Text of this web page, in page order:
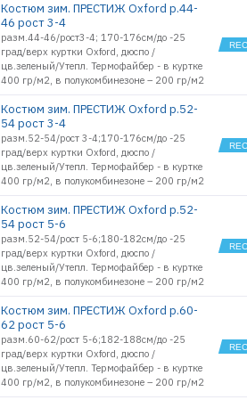
Костюм зим. ПРЕСТИЖ Oxford р.44-
46 рост 3-4
разм.44-46/рост3-4; 170-176см/до -25
град/верх куртки Oxford, дюспо /
цв.зеленый/Утепл. Термофайбер - в куртке
400 гр/м2, в полукомбинезоне – 200 гр/м2
Костюм зим. ПРЕСТИЖ Oxford р.52-
54 рост 3-4
разм.52-54/рост 3-4;170-176см/до -25
град/верх куртки Oxford, дюспо /
цв.зеленый/Утепл. Термофайбер - в куртке
400 гр/м2, в полукомбинезоне – 200 гр/м2
Костюм зим. ПРЕСТИЖ Oxford р.52-
54 рост 5-6
разм.52-54/рост 5-6;180-182см/до -25
град/верх куртки Oxford, дюспо /
цв.зеленый/Утепл. Термофайбер - в куртке
400 гр/м2, в полукомбинезоне – 200 гр/м2
Костюм зим. ПРЕСТИЖ Oxford р.60-
62 рост 5-6
разм.60-62/рост 5-6;182-188см/до -25
град/верх куртки Oxford, дюспо /
цв.зеленый/Утепл. Термофайбер - в куртке
400 гр/м2, в полукомбинезоне – 200 гр/м2